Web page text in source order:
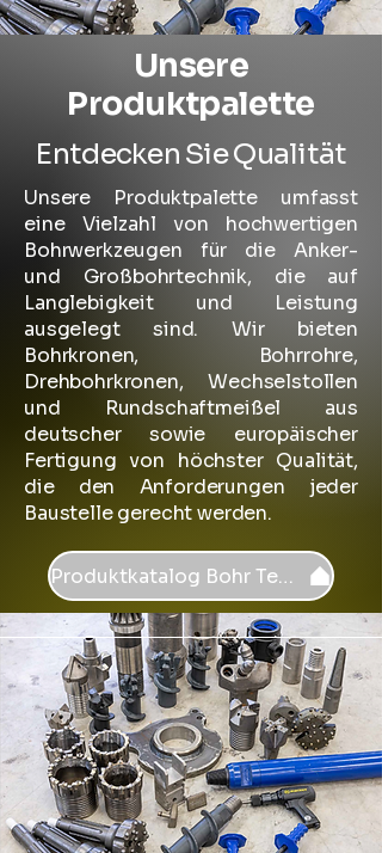
Unsere
Produktpalette
Entdecken Sie Qualität
Unsere Produktpalette umfasst
eine Vielzahl von hochwertigen
Bohrwerkzeugen für die Anker-
und Großbohrtechnik, die auf
Langlebigkeit und Leistung
ausgelegt sind. Wir bieten
Bohrkronen, Bohrrohre,
Drehbohrkronen, Wechselstollen
und Rundschaftmeißel aus
deutscher sowie europäischer
Fertigung von höchster Qualität,
die den Anforderungen jeder
Baustelle gerecht werden.
Produktkatalog Bohr Tech